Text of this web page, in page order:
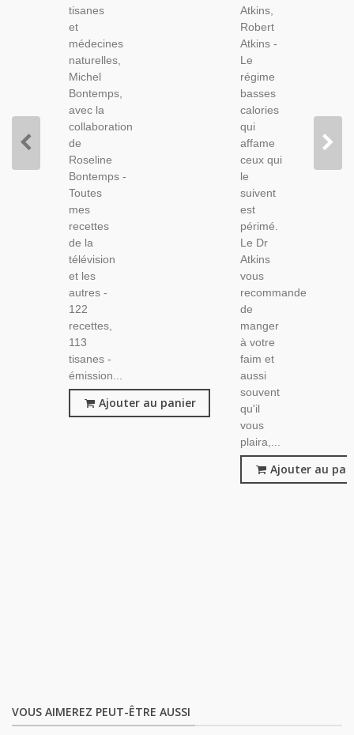
Bontemps,
1984 -
Médecines
Douces,
Diététique,
Télévision,
tisanes
et
médecines
naturelles,
Michel
Bontemps,
avec la
collaboration
de
Roseline
Bontemps -
Toutes
mes
recettes
de la
télévision
et les
autres -
122
recettes,
113
tisanes -
émission...
Ajouter au panier
Diététique,
Régimes,
Atkins,
Robert
Atkins -
Le
régime
basses
calories
qui
affame
ceux qui
le
suivent
est
périmé.
Le Dr
Atkins
vous
recommande
de
manger
à votre
faim et
aussi
souvent
qu'il
vous
plaira,...
Ajouter au
VOUS AIMEREZ PEUT-ÊTRE AUSSI